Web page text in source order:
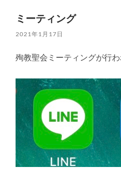
ミーティング
2021年1月17日
殉教聖会ミーティングが行